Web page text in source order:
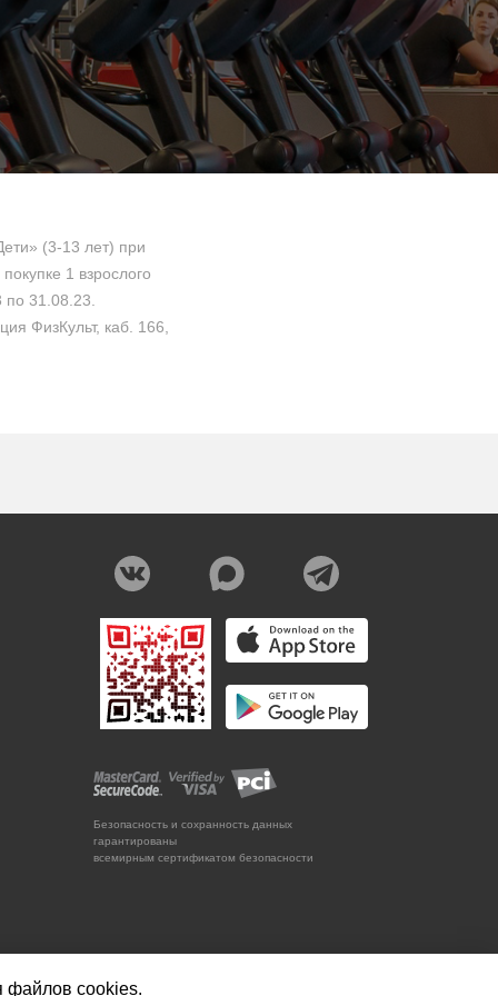
(3-13 лет) при
1 взрослого
31.08.23.
ФизКульт, каб. 166,
Безопасность и сохранность данных
гарантированы
всемирным сертификатом безопасности
файлов cookies.